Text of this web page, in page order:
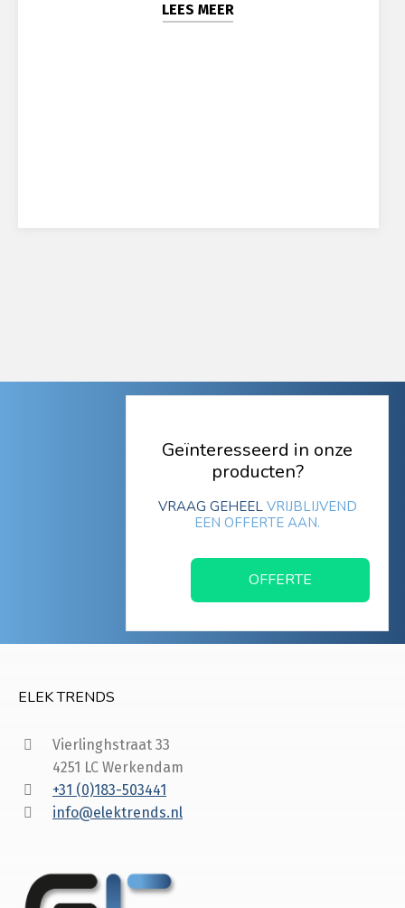
LEES MEER
Geïnteresseerd in onze
producten?
VRAAG GEHEEL VRIJBLIJVEND
EEN OFFERTE AAN.
OFFERTE
ELEK TRENDS
Vierlinghstraat 33
4251 LC Werkendam
+31 (0)183-503441
info@elektrends.nl